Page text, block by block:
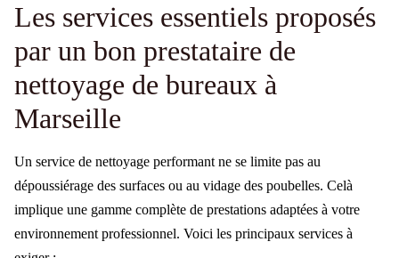
Les services essentiels proposés
par un bon prestataire de
nettoyage de bureaux à
Marseille
Un service de nettoyage performant ne se limite pas au
dépoussiérage des surfaces ou au vidage des poubelles. Celà
implique une gamme complète de prestations adaptées à votre
environnement professionnel. Voici les principaux services à